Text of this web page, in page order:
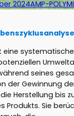
2024AMP-
eine
seines
der Gewinnung
Herstellung bis
Produkts. Sie